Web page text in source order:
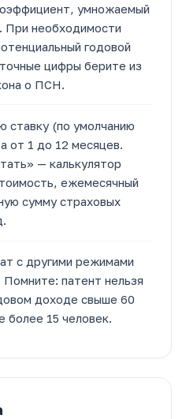
умножаемый
При необходимости
годовой
цифры берите из
о ПСН.
ставку (по умолчанию
от 1 до 12 месяцев.
— калькулятор
ежемесячный
сумму страховых
с другими режимами
патент нельзя
доходе свыше 60
более 15 человек.